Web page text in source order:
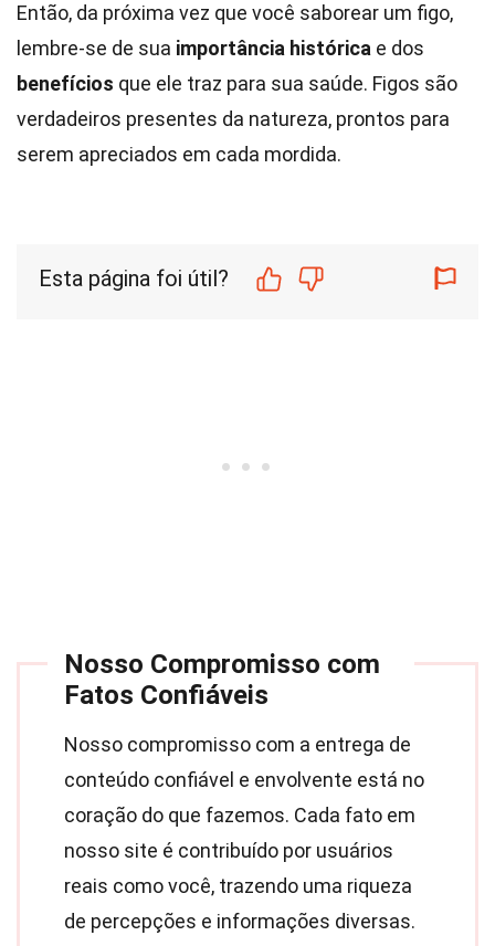
Então, da próxima vez que você saborear um figo,
lembre-se de sua importância histórica e dos
benefícios que ele traz para sua saúde. Figos são
verdadeiros presentes da natureza, prontos para
serem apreciados em cada mordida.
Esta página foi útil?
Nosso Compromisso com
Fatos Confiáveis
Nosso compromisso com a entrega de
conteúdo confiável e envolvente está no
coração do que fazemos. Cada fato em
nosso site é contribuído por usuários
reais como você, trazendo uma riqueza
de percepções e informações diversas.